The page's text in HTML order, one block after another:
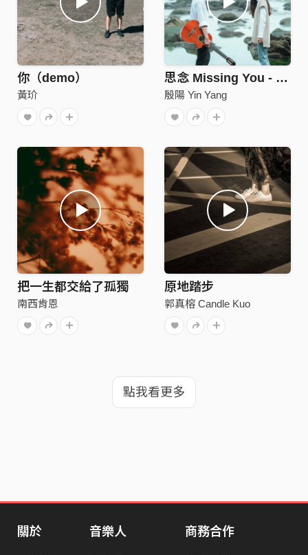
你（demo）
黃玠
思念 Missing You - 殷陽 Yin Yang feat. 瑀禾 Yuhe
殷陽 Yin Yang
把一生都交給了孤獨
南西肯恩
原地踏步
郭真榕 Candle Kuo
點我看更多
關於 音樂人 商務合作